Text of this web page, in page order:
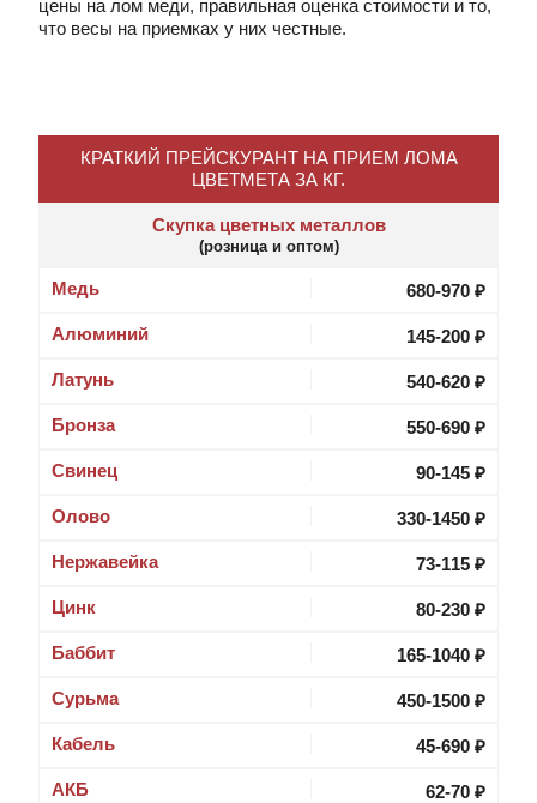
цены на лом меди, правильная оценка стоимости и то,
что весы на приемках у них честные.
КРАТКИЙ ПРЕЙСКУРАНТ НА ПРИЕМ ЛОМА
ЦВЕТМЕТА ЗА КГ.
Скупка цветных металлов
(розница и оптом)
Медь 680-970 ₽
Алюминий 145-200 ₽
Латунь 540-620 ₽
Бронза 550-690 ₽
Свинец 90-145 ₽
Олово 330-1450 ₽
Нержавейка 73-115 ₽
Цинк 80-230 ₽
Баббит 165-1040 ₽
Cурьма 450-1500 ₽
Кабель 45-690 ₽
АКБ 62-70 ₽